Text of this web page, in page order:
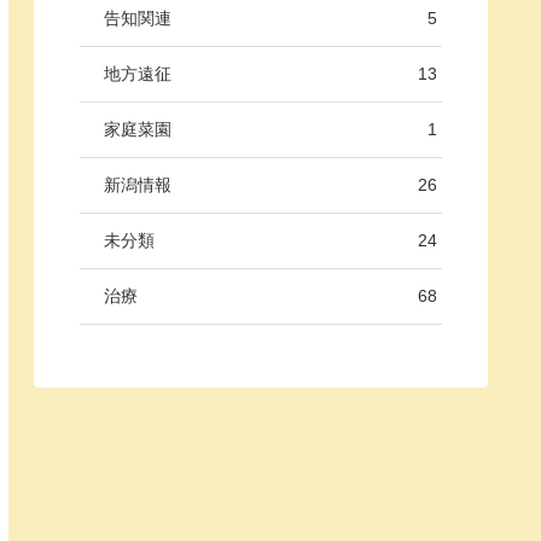
告知関連 5
地方遠征 13
家庭菜園 1
新潟情報 26
未分類 24
治療 68